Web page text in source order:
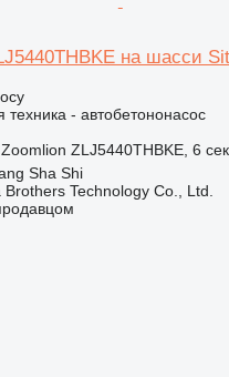
на шасси
техника - автобетононасос
Zoomlion ZLJ5440THBKE, 6
Sha Shi
Technology Co., Ltd.